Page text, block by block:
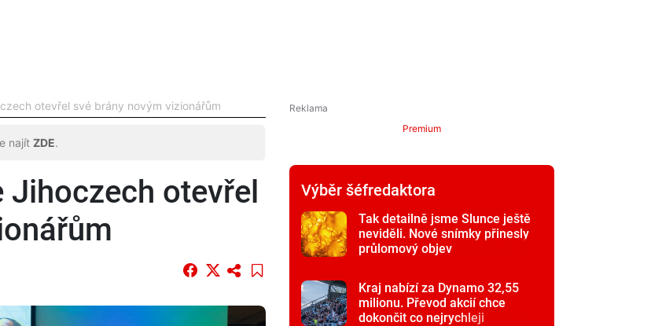
otevřel své brány novým vizionářům
najít ZDE.
otevřel
Premium
Výběr šéfredaktora
Tak detailně jsme Slunce ještě
neviděli. Nové snímky přinesly
průlomový objev
Kraj nabízí za Dynamo 32,55
milionu. Převod akcií chce
dokončit co nejrychleji